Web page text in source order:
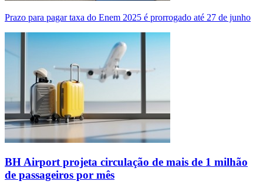
Prazo para pagar taxa do Enem 2025 é prorrogado até 27 de junho
BH Airport projeta circulação de mais de 1 milhão
de passageiros por mês